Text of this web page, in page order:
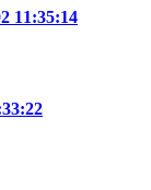
11:35:14